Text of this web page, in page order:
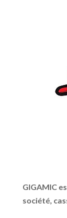
GIGAMIC
société,